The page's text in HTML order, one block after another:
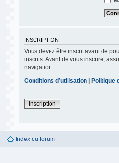
INSCRIPTION
Vous devez être inscrit avant de
inscrits. Avant de vous inscrire,
navigation.
Conditions d’utilisation | Politique
Inscription
Index du forum